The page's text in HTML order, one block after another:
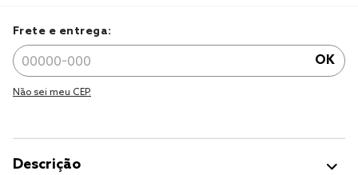
Frete e entrega:
OK
Não sei meu CEP.
Descrição